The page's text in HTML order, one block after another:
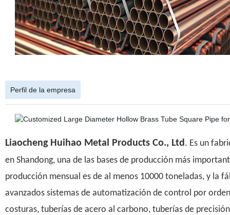
Perfil de la empresa
Liaocheng Huihao Metal Products Co., Ltd . Es un
en Shandong, una de las bases de producción más
producción mensual es de al menos 10000 toneladas, y la
avanzados sistemas de automatización de control por
costuras, tuberías de acero al carbono, tuberías de